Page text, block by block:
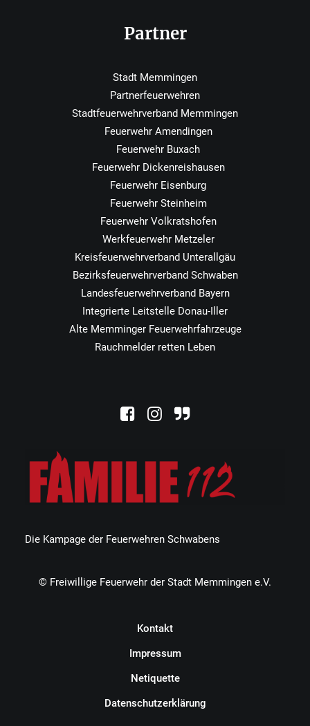
Die Kampage der Feuerwehren Schwabens
Partner
Stadt Memmingen
Partnerfeuerwehren
Stadtfeuerwehrverband Memmingen
Feuerwehr Amendingen
Feuerwehr Buxach
Feuerwehr Dickenreishausen
Feuerwehr Eisenburg
Feuerwehr Steinheim
Feuerwehr Volkratshofen
Werkfeuerwehr Metzeler
Kreisfeuerwehrverband Unterallgäu
Bezirksfeuerwehrverband Schwaben
Landesfeuerwehrverband Bayern
Integrierte Leitstelle Donau-Iller
Alte Memminger Feuerwehrfahrzeuge
Rauchmelder retten Leben
© Freiwillige Feuerwehr der Stadt Memmingen e.V.
Kontakt
Impressum
Netiquette
Datenschutzerklärung